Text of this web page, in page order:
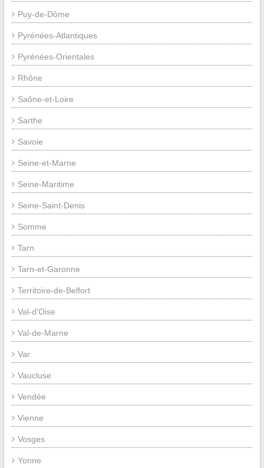
Puy-de-Dôme
Pyrénées-Atlantiques
Pyrénées-Orientales
Rhône
Saône-et-Loire
Sarthe
Savoie
Seine-et-Marne
Seine-Maritime
Seine-Saint-Denis
Somme
Tarn
Tarn-et-Garonne
Territoire-de-Belfort
Val-d'Oise
Val-de-Marne
Var
Vaucluse
Vendée
Vienne
Vosges
Yonne